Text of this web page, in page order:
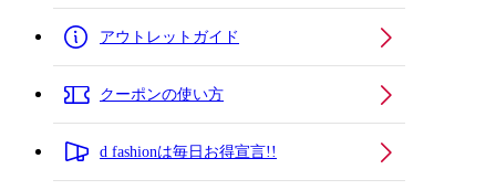
アウトレットガイド
クーポンの使い方
d fashionは毎日お得宣言!!